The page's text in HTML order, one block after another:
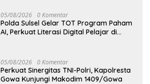
05/08/2026 0 Komentar
Polda Sulsel Gelar TOT Program Paham
AI, Perkuat Literasi Digital Pelajar di
05/08/2026 0 Komentar
Perkuat Sinergitas TNI-Polri, Kapolresta
Gowa Kunjungi Makodim 1409/Gowa